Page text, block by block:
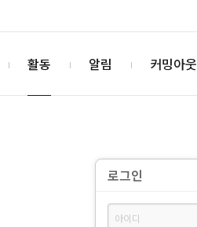
활동 알림 커밍아웃
로그인